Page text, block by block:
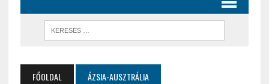
FŐOLDAL ÁZSIA-AUSZTRÁLIA